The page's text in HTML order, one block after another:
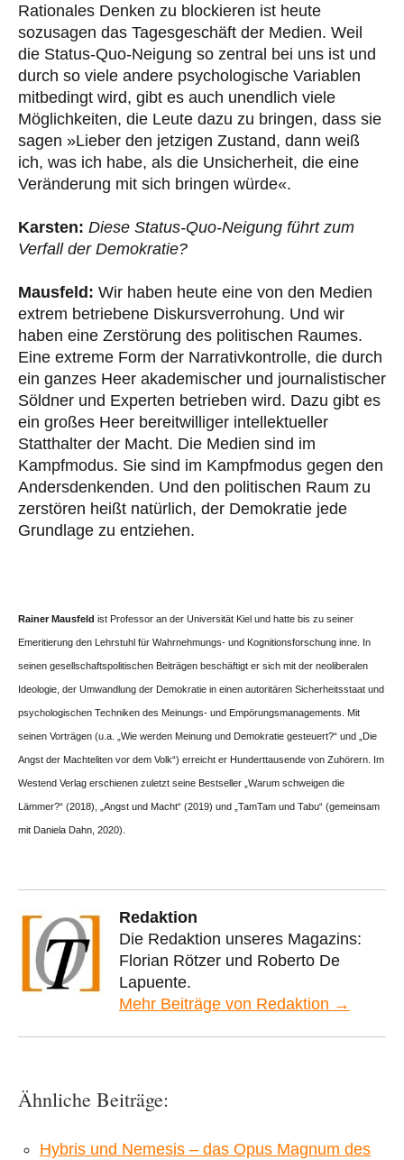
Rationales Denken zu blockieren ist heute
sozusagen das Tagesgeschäft der Medien. Weil
die Status-Quo-Neigung so zentral bei uns ist und
durch so viele andere psychologische Variablen
mitbedingt wird, gibt es auch unendlich viele
Möglichkeiten, die Leute dazu zu bringen, dass sie
sagen »Lieber den jetzigen Zustand, dann weiß
ich, was ich habe, als die Unsicherheit, die eine
Veränderung mit sich bringen würde«.
Karsten: Diese Status-Quo-Neigung führt zum
Verfall der Demokratie?
Mausfeld: Wir haben heute eine von den Medien
extrem betriebene Diskursverrohung. Und wir
haben eine Zerstörung des politischen Raumes.
Eine extreme Form der Narrativkontrolle, die durch
ein ganzes Heer akademischer und journalistischer
Söldner und Experten betrieben wird. Dazu gibt es
ein großes Heer bereitwilliger intellektueller
Statthalter der Macht. Die Medien sind im
Kampfmodus. Sie sind im Kampfmodus gegen den
Andersdenkenden. Und den politischen Raum zu
zerstören heißt natürlich, der Demokratie jede
Grundlage zu entziehen.
Rainer Mausfeld ist Professor an der Universität Kiel und hatte bis zu seiner
Emeritierung den Lehrstuhl für Wahrnehmungs- und Kognitionsforschung inne. In
seinen gesellschaftspolitischen Beiträgen beschäftigt er sich mit der neoliberalen
Ideologie, der Umwandlung der Demokratie in einen autoritären Sicherheitsstaat und
psychologischen Techniken des Meinungs- und Empörungsmanagements. Mit
seinen Vorträgen (u.a. „Wie werden Meinung und Demokratie gesteuert?“ und „Die
Angst der Machteliten vor dem Volk“) erreicht er Hunderttausende von Zuhörern. Im
Westend Verlag erschienen zuletzt seine Bestseller „Warum schweigen die
Lämmer?“ (2018), „Angst und Macht“ (2019) und „TamTam und Tabu“ (gemeinsam
mit Daniela Dahn, 2020).
Redaktion
Die Redaktion unseres Magazins:
Florian Rötzer und Roberto De
Lapuente.
Mehr Beiträge von Redaktion →
Ähnliche Beiträge:
Hybris und Nemesis – das Opus Magnum des